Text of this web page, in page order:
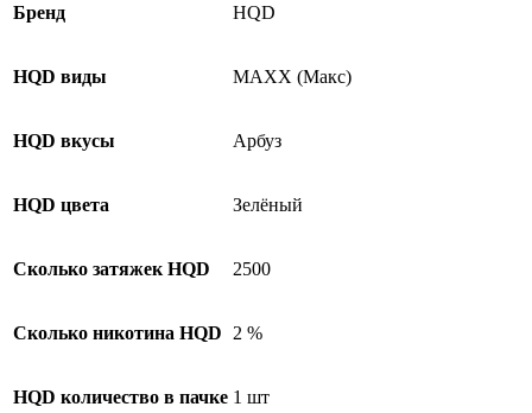
Бренд HQD
HQD виды MAXX (Макс)
HQD вкусы Арбуз
HQD цвета Зелёный
Сколько затяжек HQD 2500
Сколько никотина HQD 2 %
HQD количество в пачке 1 шт